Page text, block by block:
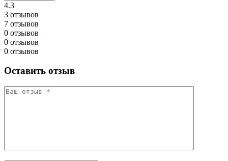
4.3
3 отзывов
7 отзывов
0 отзывов
0 отзывов
0 отзывов
Оставить отзыв